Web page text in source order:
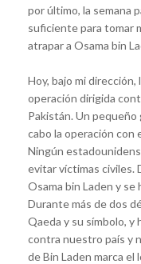
por último, la semana
suficiente para tomar
atrapar a Osama bin
Hoy, bajo mi
operación dirigida
Pakistán. Un
cabo la operación con
Ningún
evitar víctimas civiles.
Osama bin Laden y
Durante más de dos
Qaeda y su símbolo, y
contra nuestro país y
de Bin Laden marca